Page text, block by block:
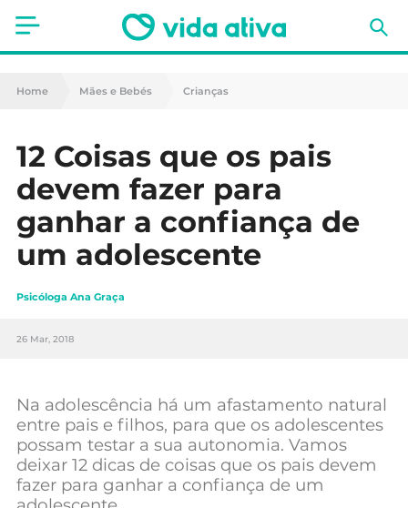
Saúde
Nutrição
Receitas
Fitness
Mães e Bebés
Animais de Estimação
Home Mães e Bebés Crianças
12 Coisas que os pais
devem fazer para
ganhar a confiança de
um adolescente
Psicóloga Ana Graça
26 Mar, 2018
Na adolescência há um afastamento natural
entre pais e filhos, para que os adolescentes
possam testar a sua autonomia. Vamos
deixar 12 dicas de coisas que os pais devem
fazer para ganhar a confiança de um